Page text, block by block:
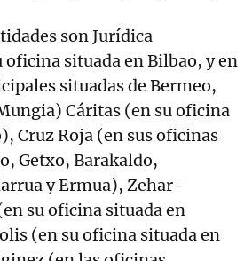
son Jurídica
oficina situada en Bilbao, y en
situadas de Bermeo,
Cáritas (en su oficina
Cruz Roja (en sus oficinas
Getxo, Barakaldo,
y Ermua), Zehar-
su oficina situada en
(en su oficina situada en